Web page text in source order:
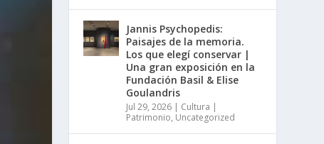
Jannis Psychopedis:
Paisajes de la memoria.
Los que elegí conservar |
Una gran exposición en la
Fundación Basil & Elise
Goulandris
Jul 29, 2026 | Cultura |
Patrimonio, Uncategorized